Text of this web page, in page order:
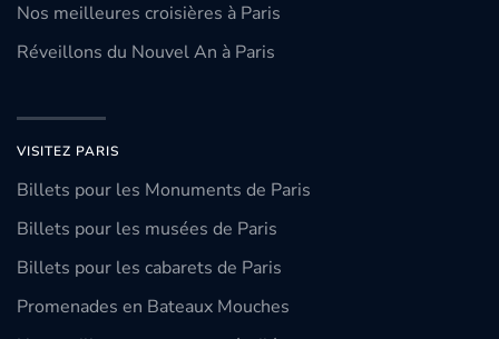
Nos meilleures croisières à Paris
Réveillons du Nouvel An à Paris
VISITEZ PARIS
Billets pour les Monuments de Paris
Billets pour les musées de Paris
Billets pour les cabarets de Paris
Promenades en Bateaux Mouches